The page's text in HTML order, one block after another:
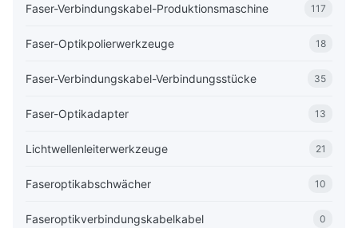
Faser-Verbindungskabel-Produktionsmaschine 117
Faser-Optikpolierwerkzeuge 18
Faser-Verbindungskabel-Verbindungsstücke 35
Faser-Optikadapter 13
Lichtwellenleiterwerkzeuge 21
Faseroptikabschwächer 10
Faseroptikverbindungskabelkabel 0